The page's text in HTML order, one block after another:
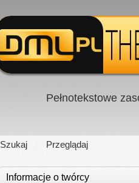
Pełnotekstowe
Szukaj Przeglądaj
Informacje o twórcy